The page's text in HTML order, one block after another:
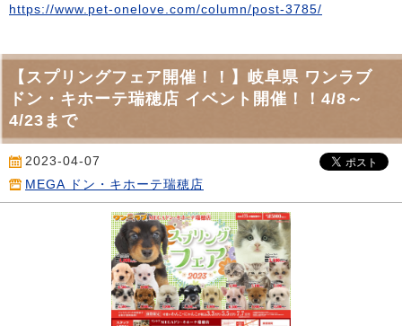
https://www.pet-onelove.com/column/post-3785/
【スプリングフェア開催！！】岐阜県 ワンラブ
ドン・キホーテ瑞穂店 イベント開催！！4/8～
4/23まで
2023-04-07
MEGA ドン・キホーテ瑞穂店